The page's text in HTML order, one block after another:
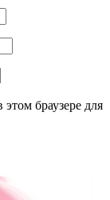
браузере для